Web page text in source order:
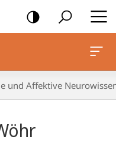
und Affektive